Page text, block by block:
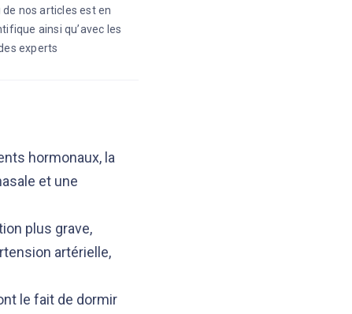
nos articles est en
ainsi qu’avec les
experts
hormonaux, la
et une
plus grave,
artérielle,
le fait de dormir